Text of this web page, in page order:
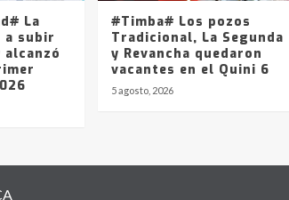
La
a subir
#Timba# Los pozos
Tradicional, La Segunda
y Revancha quedaron
vacantes en el Quini 6
5 agosto, 2026